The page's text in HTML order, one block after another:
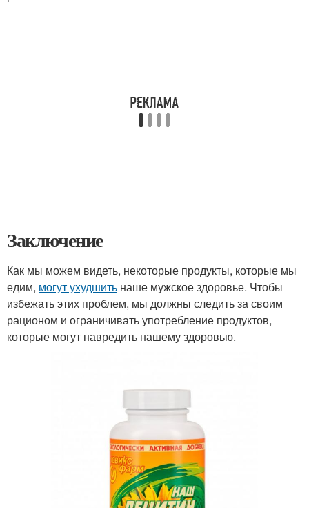
Заключение
Как мы можем видеть, некоторые продукты, которые мы
едим, могут ухудшить наше мужское здоровье. Чтобы
избежать этих проблем, мы должны следить за своим
рационом и ограничивать употребление продуктов,
которые могут навредить нашему здоровью.